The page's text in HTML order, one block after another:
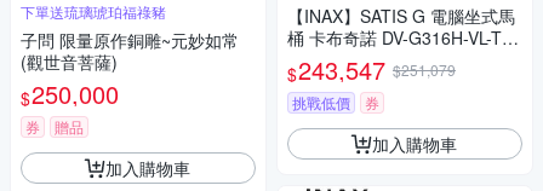
下單送琉璃琥珀福祿豬
子問 限量原作銅雕~元妙如常
(觀世音菩薩)
$250,000
券 贈品
加入購物車
【INAX】SATIS G 電腦坐式馬
桶 卡布奇諾 DV-G316H-VL-T
W/TPG+YBC-G30H-TW/TPG
〈不含安裝〉
$243,547 $251,079
挑戰低價
券
加入購物車